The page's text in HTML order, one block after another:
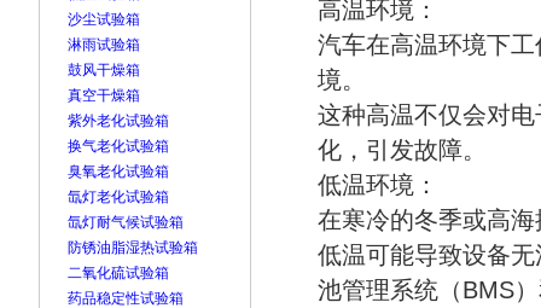
沙尘试验箱
淋雨试验箱
鼓风干燥箱
真空干燥箱
紫外老化试验箱
换气老化试验箱
臭氧老化试验箱
氙灯老化试验箱
氙灯耐气候试验箱
防锈油脂湿热试验箱
二氧化硫试验箱
药品稳定性试验箱
高温环境：
汽车在高温环境下
境。
这种高温不仅会对
化，引发故障。
低温环境：
在寒冷的冬季或高
低温可能导致设备
池管理系统（BMS